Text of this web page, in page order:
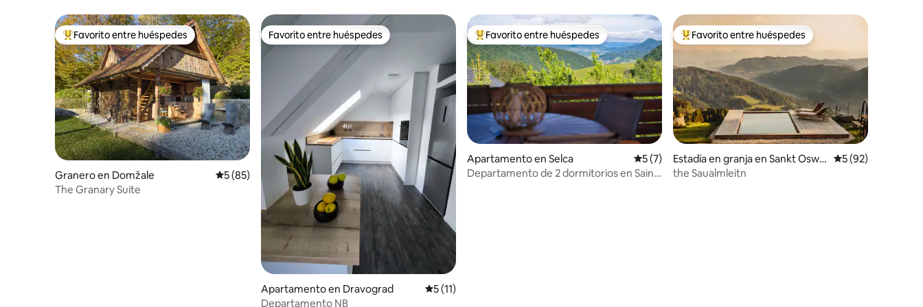
Favorito entre huéspedes preferido
Favorito entre huéspedes
Granero en Domžale Calificación promedio: 5 de 5, 85 reseñas
5 (85)
The Granary Suite
Favorito entre huéspedes
Favorito entre huéspedes
Apartamento en Dravograd Calificación promedio: 5 de 5, 11 reseñas
5 (11)
Departamento NB
Favorito entre huéspedes preferido
Favorito entre huéspedes
Apartamento en Selca Calificación promedio: 5 de 5, 7 reseñas
5 (7)
Departamento de 2 dormitorios en Saint
Favorito entre huéspedes preferido
Favorito entre huéspedes
Estadía en granja en Sankt Oswal
d
Calificación
5 (92)
the Saualmleitn